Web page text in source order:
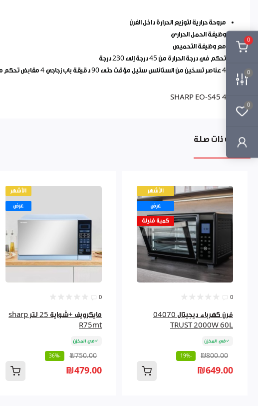
0
0
0
مروحة حرارية لتوزيع الحرارة داخل الفرن
وظيفة الحمل الحراري
مع وظيفة التحميص
تحكم في درجة الحرارة من 45 درجة إلى 230 درجة
4 عناصر تسخين من الستانلس ستيل مؤقت حتى 90 دقيقة باب زجاجي 4 مقابض تحكم مع مؤشر طاقة الضوء مع جهد الإضاءة الداخلية: 220 - 240 فولت / 50 - 60 هرتز
SHARP EO-S45 45L
منتجات ذات صلة
الأشهر
عرض
كمية قليلة
0
فرن كهرباء ديجيتال 04070
TRUST 2000W 60L
في المخزن
₪800.00
-19%
₪649.00
الأشهر
عرض
0
مايكرويف +شواية 25 لتر sharp
R75mt
في المخزن
₪750.00
-36%
₪479.00